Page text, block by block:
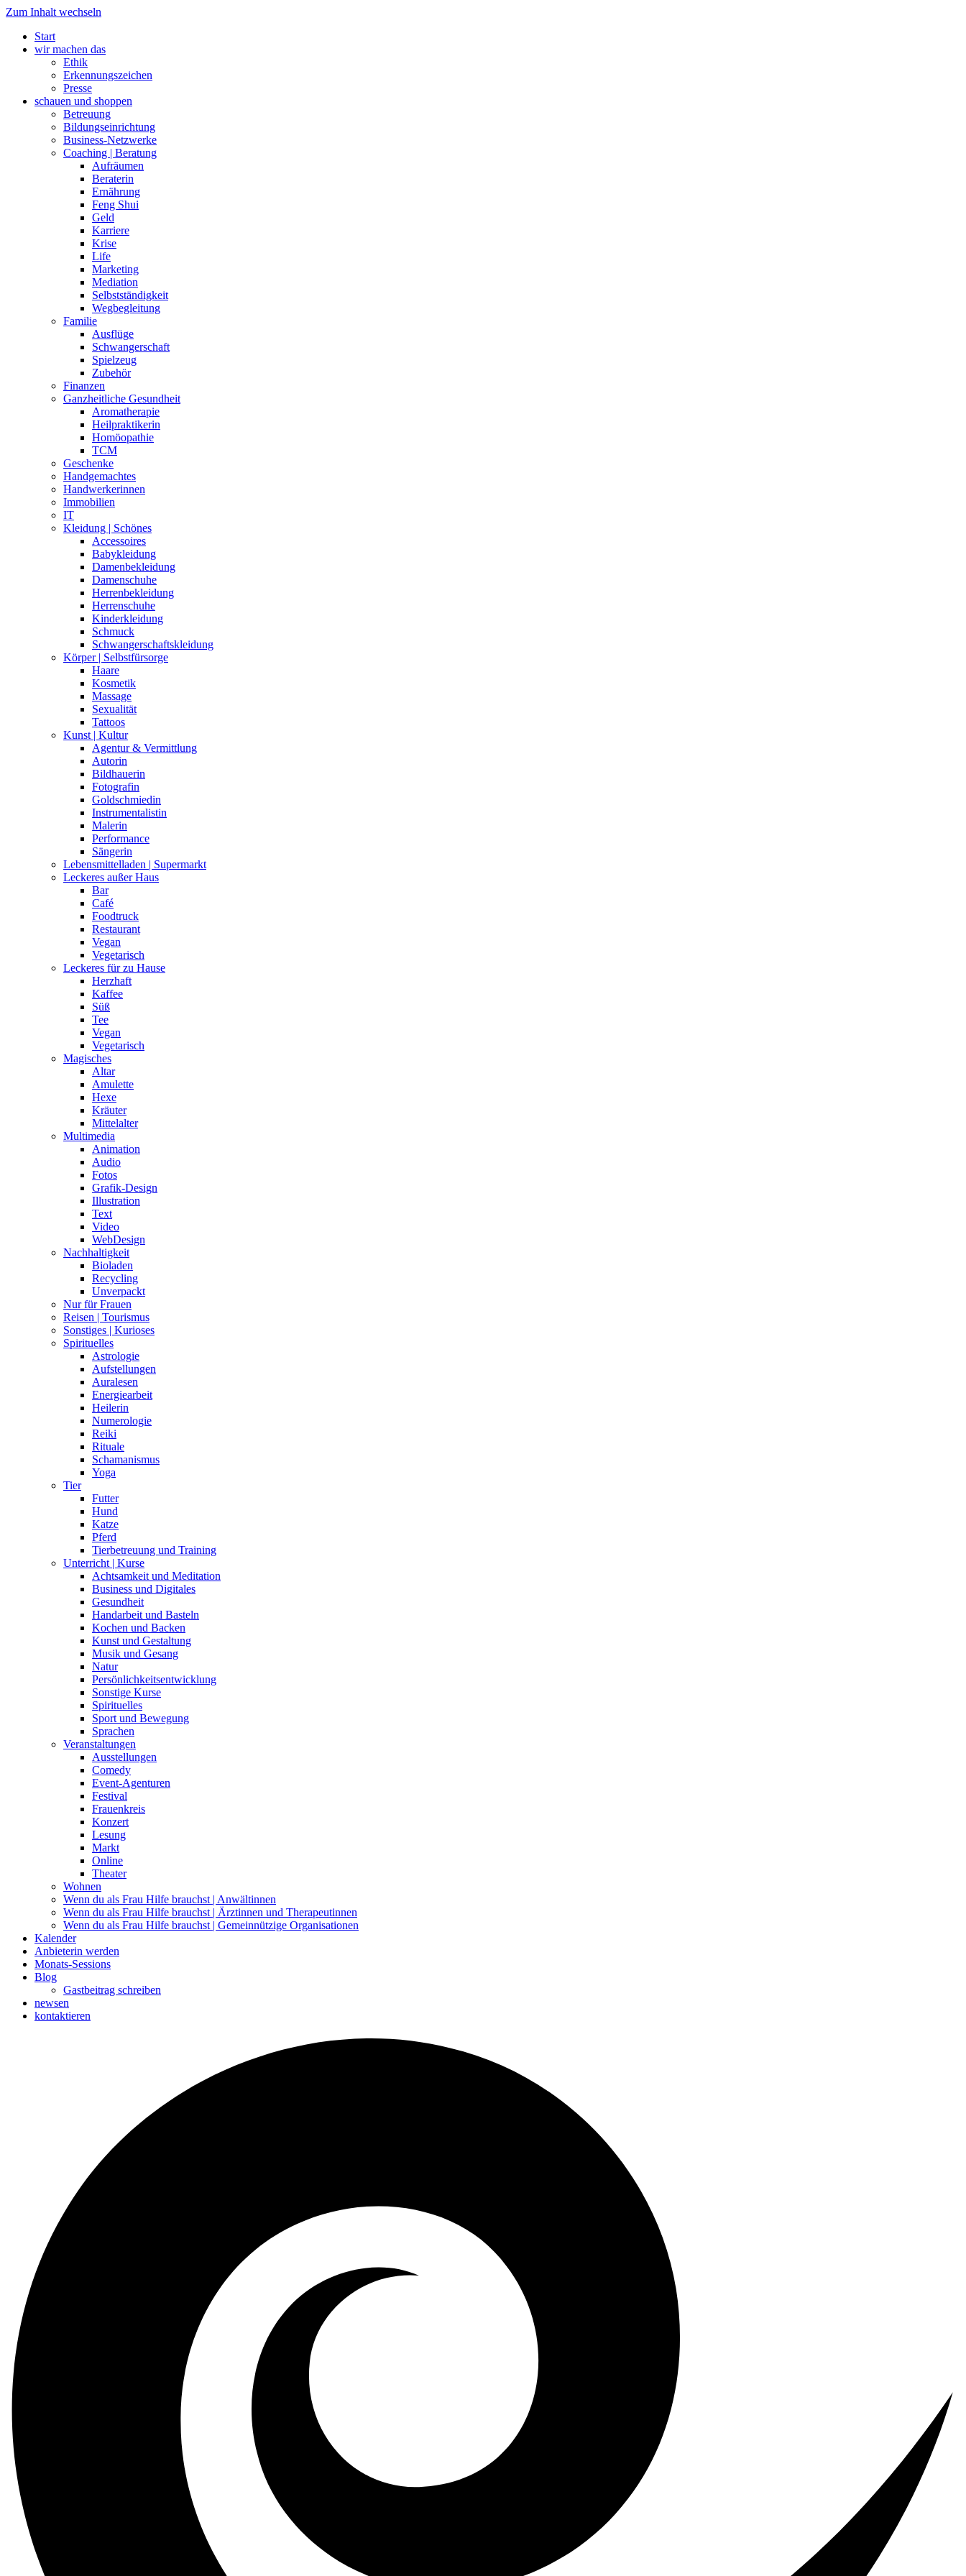
Zum Inhalt wechseln
Start
wir machen das
Ethik
Erkennungszeichen
Presse
schauen und shoppen
Betreuung
Bildungseinrichtung
Business-Netzwerke
Coaching | Beratung
Aufräumen
Beraterin
Ernährung
Feng Shui
Geld
Karriere
Krise
Life
Marketing
Mediation
Selbstständigkeit
Wegbegleitung
Familie
Ausflüge
Schwangerschaft
Spielzeug
Zubehör
Finanzen
Ganzheitliche Gesundheit
Aromatherapie
Heilpraktikerin
Homöopathie
TCM
Geschenke
Handgemachtes
Handwerkerinnen
Immobilien
IT
Kleidung | Schönes
Accessoires
Babykleidung
Damenbekleidung
Damenschuhe
Herrenbekleidung
Herrenschuhe
Kinderkleidung
Schmuck
Schwangerschaftskleidung
Körper | Selbstfürsorge
Haare
Kosmetik
Massage
Sexualität
Tattoos
Kunst | Kultur
Agentur & Vermittlung
Autorin
Bildhauerin
Fotografin
Goldschmiedin
Instrumentalistin
Malerin
Performance
Sängerin
Lebensmittelladen | Supermarkt
Leckeres außer Haus
Bar
Café
Foodtruck
Restaurant
Vegan
Vegetarisch
Leckeres für zu Hause
Herzhaft
Kaffee
Süß
Tee
Vegan
Vegetarisch
Magisches
Altar
Amulette
Hexe
Kräuter
Mittelalter
Multimedia
Animation
Audio
Fotos
Grafik-Design
Illustration
Text
Video
WebDesign
Nachhaltigkeit
Bioladen
Recycling
Unverpackt
Nur für Frauen
Reisen | Tourismus
Sonstiges | Kurioses
Spirituelles
Astrologie
Aufstellungen
Auralesen
Energiearbeit
Heilerin
Numerologie
Reiki
Rituale
Schamanismus
Yoga
Tier
Futter
Hund
Katze
Pferd
Tierbetreuung und Training
Unterricht | Kurse
Achtsamkeit und Meditation
Business und Digitales
Gesundheit
Handarbeit und Basteln
Kochen und Backen
Kunst und Gestaltung
Musik und Gesang
Natur
Persönlichkeitsentwicklung
Sonstige Kurse
Spirituelles
Sport und Bewegung
Sprachen
Veranstaltungen
Ausstellungen
Comedy
Event-Agenturen
Festival
Frauenkreis
Konzert
Lesung
Markt
Online
Theater
Wohnen
Wenn du als Frau Hilfe brauchst | Anwältinnen
Wenn du als Frau Hilfe brauchst | Ärztinnen und Therapeutinnen
Wenn du als Frau Hilfe brauchst | Gemeinnützige Organisationen
Kalender
Anbieterin werden
Monats-Sessions
Blog
Gastbeitrag schreiben
newsen
kontaktieren